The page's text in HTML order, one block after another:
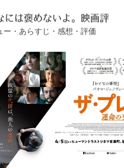
には褒めないよ。映画評
ー・あらすじ・感想・評価